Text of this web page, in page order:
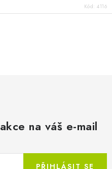
Kód: 4116
na váš e-mail
PŘIHLÁSIT SE